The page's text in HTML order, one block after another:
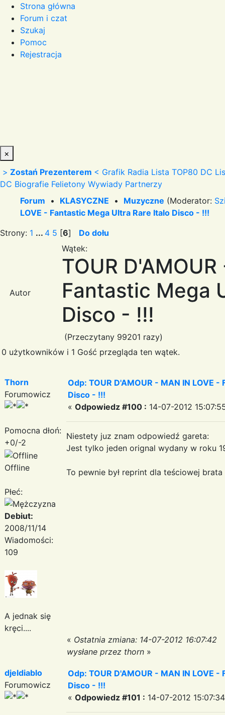
Strona główna
Forum i czat
Szukaj
Pomoc
Rejestracja
×
> Zostań Prezenterem < Grafik Radia Lista TOP80 DC
DC Biografie Felietony Wywiady Partnerzy
Forum • KLASYCZNE • Muzyczne (Moderator:
LOVE - Fantastic Mega Ultra Rare Italo Disco - !!!
Strony: 1 ... 4 5 [6] Do dołu
Autor
Wątek:
TOUR
Fantastic Mega
Disco - !!!
(Przeczytany 99201 razy)
0 użytkowników i 1 Gość przegląda ten wątek.
Thorn
Forumowicz
Pomocna dłoń:
+0/-2
Offline
Płeć:
Debiut:
2008/11/14
Wiadomości:
109
A jednak się
kręci....
Odp: TOUR D'AMOUR - MAN IN LOVE
Disco - !!!
« Odpowiedz #100 : 14-07-2012
Niestety juz znam odpowiedź gareta:
Jest tylko jeden orignal wydany w roku
To pewnie był reprint dla teściowej brata
« Ostatnia zmiana: 14-07-2012 16:07:42
wysłane przez thorn »
djeldiablo
Forumowicz
Odp: TOUR D'AMOUR - MAN IN LOVE
Disco - !!!
« Odpowiedz #101 : 14-07-2012